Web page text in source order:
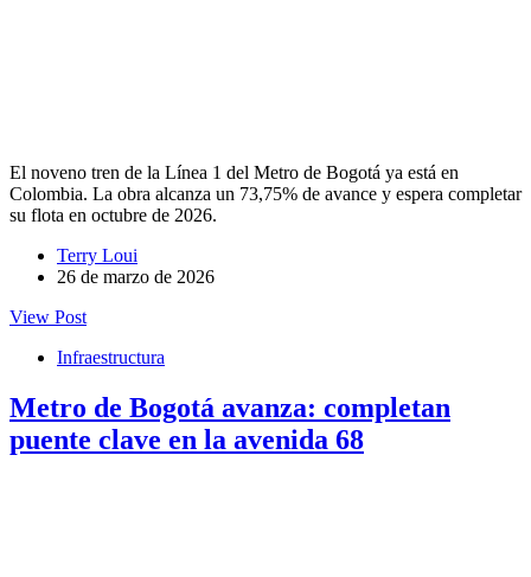
El noveno tren de la Línea 1 del Metro de Bogotá ya está en
Colombia. La obra alcanza un 73,75% de avance y espera completar
su flota en octubre de 2026.
Terry Loui
26 de marzo de 2026
View Post
Infraestructura
Metro de Bogotá avanza: completan
puente clave en la avenida 68